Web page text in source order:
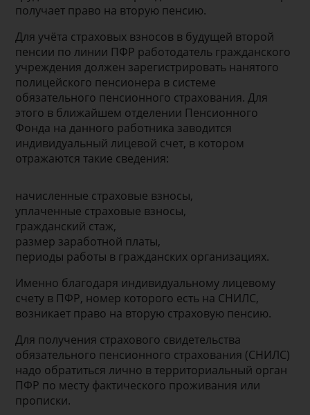
получает право на вторую пенсию.
Для учёта страховых взносов в будущей второй
пенсии по линии ПФР работодатель гражданского
учреждения должен зарегистрировать нанятого
полицейского пенсионера в системе
обязательного пенсионного страхования. Для
этого в ближайшем отделении Пенсионного
Фонда на данного работника заводится
индивидуальный лицевой счет, в котором
отражаются такие сведения:
начисленные страховые взносы,
уплаченные страховые взносы,
гражданский стаж,
размер заработной платы,
периоды работы в гражданских организациях.
Именно благодаря индивидуальному лицевому
счету в ПФР, номер которого есть на СНИЛС,
возникает право на вторую страховую пенсию.
Для получения страхового свидетельства
обязательного пенсионного страхования (СНИЛС)
надо обратиться лично в территориальный орган
ПФР по месту фактического проживания или
прописки.